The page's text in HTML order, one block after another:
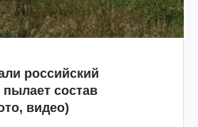
российский
пылает состав
видео)